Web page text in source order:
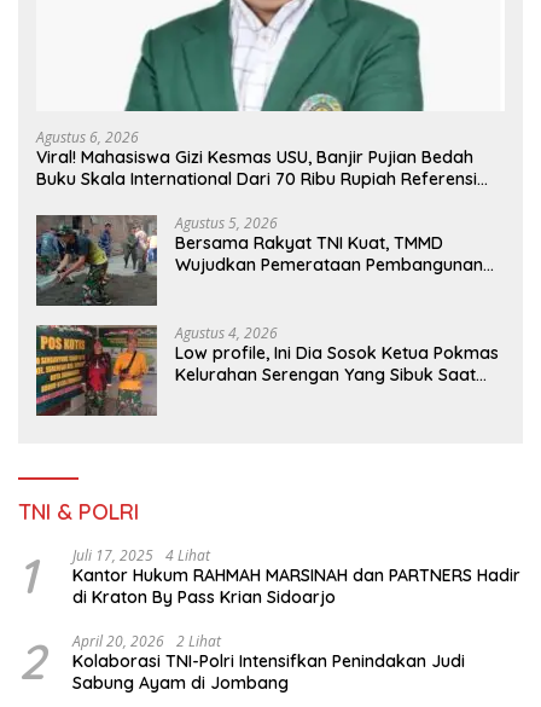
Agustus 6, 2026
Viral! Mahasiswa Gizi Kesmas USU, Banjir Pujian Bedah
Buku Skala International Dari 70 Ribu Rupiah Referensi
Agustus 5, 2026
Bersama Rakyat TNI Kuat, TMMD
Wujudkan Pemerataan Pembangunan
Agustus 4, 2026
Low profile, Ini Dia Sosok Ketua Pokmas
Kelurahan Serengan Yang Sibuk Saat
TNI & POLRI
1 Juli 17, 2025 4 Lihat
Kantor Hukum RAHMAH MARSINAH dan PARTNERS Hadir
di Kraton By Pass Krian Sidoarjo
2 April 20, 2026 2 Lihat
Kolaborasi TNI-Polri Intensifkan Penindakan Judi
Sabung Ayam di Jombang